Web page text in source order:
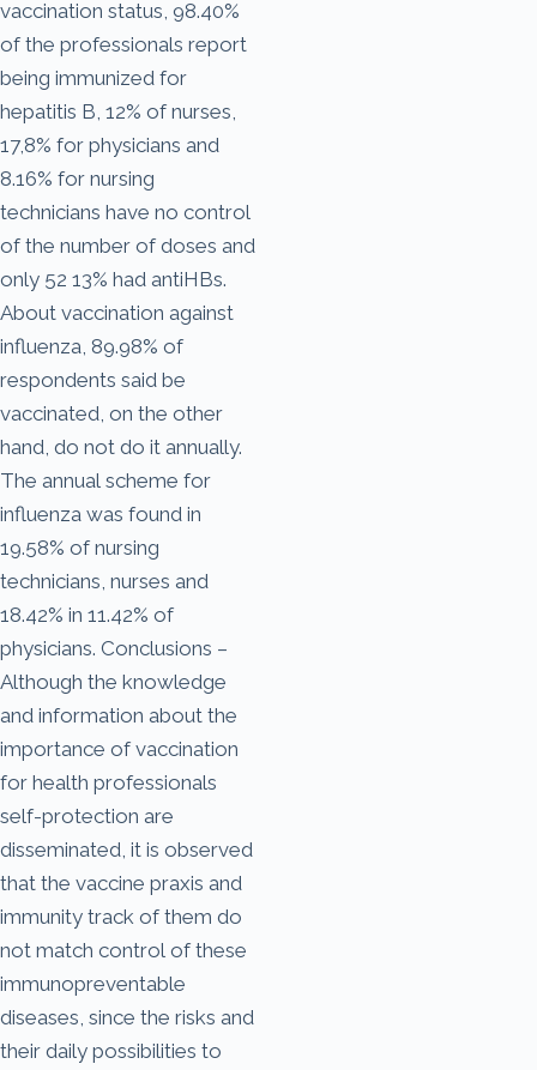
vaccination status, 98.40%
of the professionals report
being immunized for
hepatitis B, 12% of nurses,
17,8% for physicians and
8.16% for nursing
technicians have no control
of the number of doses and
only 52 13% had antiHBs.
About vaccination against
influenza, 89.98% of
respondents said be
vaccinated, on the other
hand, do not do it annually.
The annual scheme for
influenza was found in
19.58% of nursing
technicians, nurses and
18.42% in 11.42% of
physicians. Conclusions –
Although the knowledge
and information about the
importance of vaccination
for health professionals
self-protection are
disseminated, it is observed
that the vaccine praxis and
immunity track of them do
not match control of these
immunopreventable
diseases, since the risks and
their daily possibilities to